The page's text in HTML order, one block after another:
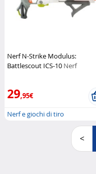
Nerf N-Strike Modulus:
Battlescout ICS-10 Nerf
29,95€
Nerf e giochi di tiro
<